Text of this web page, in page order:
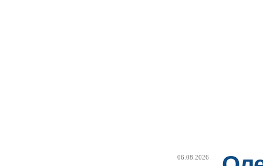
06.08.2026